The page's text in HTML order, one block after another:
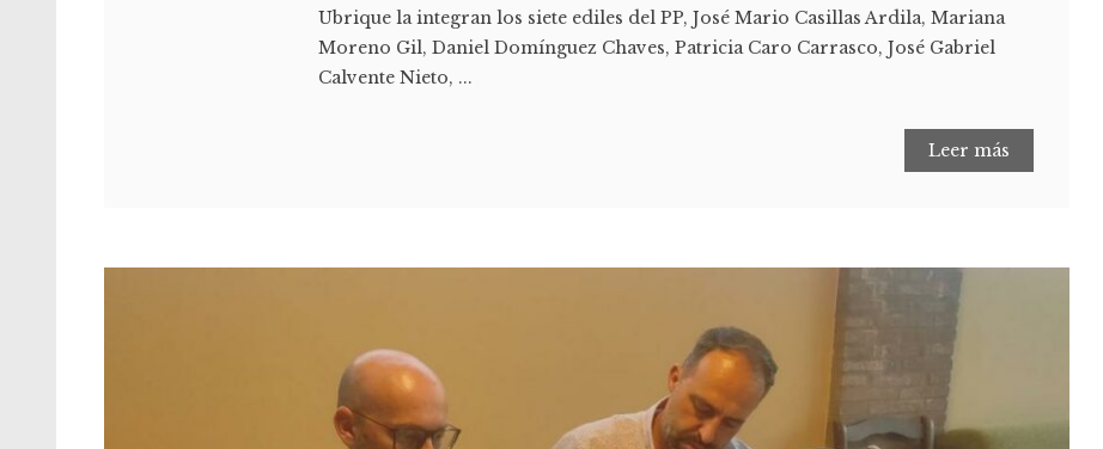
Ubrique la integran los siete ediles del PP, José Mario Casillas Ardila, Mariana
Moreno Gil, Daniel Domínguez Chaves, Patricia Caro Carrasco, José Gabriel
Calvente Nieto, ...
Leer más